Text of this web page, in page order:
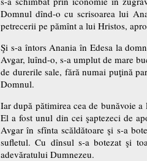
Domnul dînd-o cu scrisoarea lui
petrecerii pe pămînt a lui Hristos,
Şi s-a întors Anania în Edesa la
Avgar, luînd-o, s-a umplut de mare
de durerile sale, fără numai puţină
Domnul.
Iar după pătimirea cea de bunăvoie
El a fost unul din cei şaptezeci de
Avgar în sfînta scăldătoare şi s-a
sufletul. Cu dînsul s-a botezat şi
adevăratului Dumnezeu.